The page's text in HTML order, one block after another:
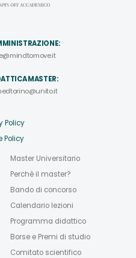
MASTER:
Policy
Policy
Master Universitario
Perchè il master?
Bando di concorso
Calendario lezioni
Programma didattico
Borse e Premi di studio
Comitato scientifico